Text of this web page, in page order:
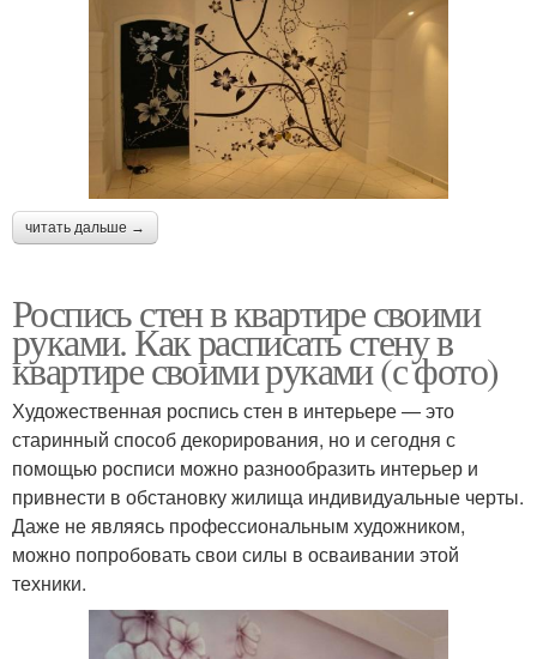
читать дальше →
Роспись стен в квартире своими
руками. Как расписать стену в
квартире своими руками (с фото)
Художественная роспись стен в интерьере — это
старинный способ декорирования, но и сегодня с
помощью росписи можно разнообразить интерьер и
привнести в обстановку жилища индивидуальные черты.
Даже не являясь профессиональным художником,
можно попробовать свои силы в осваивании этой
техники.